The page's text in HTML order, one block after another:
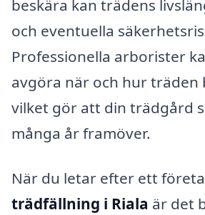
beskära kan trädens
och eventuella
Professionella arborister
avgöra när och hur träden
vilket gör att din trädgård
många år framöver.
När du letar efter ett
trädfällning i Riala är det